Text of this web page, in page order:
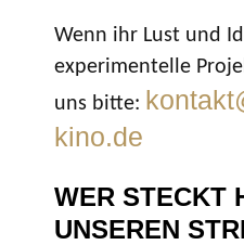
Wenn ihr Lust und
experimentelle
uns bitte:
kino.de
WER STECKT
UNSEREN